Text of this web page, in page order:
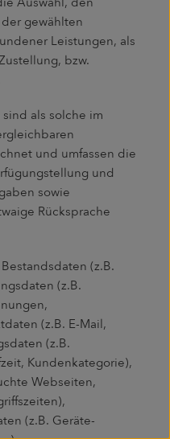
gewählten
Leistungen, als
bzw.
als solche im
und umfassen die
und
sowie
Rücksprache
Bestandsdaten (z.B.
(z.B.
(z.B. E-Mail,
(z.B.
Kundenkategorie),
Webseiten,
(z.B. Geräte-